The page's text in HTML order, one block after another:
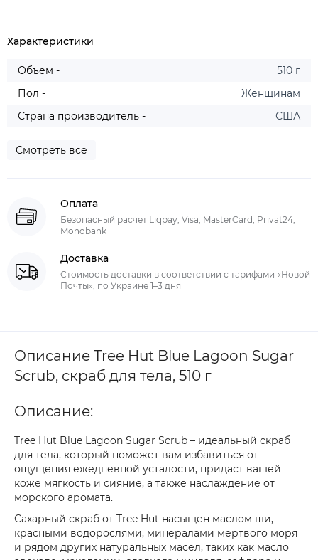
Характеристики
Объем -
510 г
Пол -
Женщинам
Страна производитель -
США
Смотреть все
Оплата
Безопасный расчет Liqpay, Visa, MasterCard, Privat24,
Monobank
Доставка
Стоимость доставки в соответствии с тарифами «Новой
Почты», по Украине 1–3 дня
Описание Tree Hut Blue Lagoon Sugar
Scrub, скраб для тела, 510 г
Описание:
Tree Hut Blue Lagoon Sugar Scrub – идеальный скраб
для тела, который поможет вам избавиться от
ощущения ежедневной усталости, придаст вашей
коже мягкость и сияние, а также наслаждение от
морского аромата.
Сахарный скраб от Tree Hut насыщен маслом ши,
красными водорослями, минералами мертвого моря
и рядом других натуральных масел, таких как масло